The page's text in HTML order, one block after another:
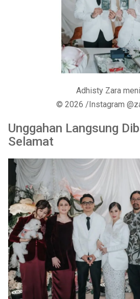
Adhisty Zara
© 2026 /Instagram
Unggahan Langsung
Selamat